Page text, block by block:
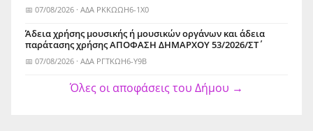
📅 07/08/2026 · ΑΔΑ ΡΚΚΩΩΗ6-1Χ0
Άδεια χρήσης μουσικής ή μουσικών οργάνων και άδεια
παράτασης χρήσης ΑΠΟΦΑΣΗ ΔΗΜΑΡΧΟΥ 53/2026/ΣΤ΄
📅 07/08/2026 · ΑΔΑ ΡΓΤΚΩΗ6-Υ9Β
Όλες οι αποφάσεις του Δήμου →